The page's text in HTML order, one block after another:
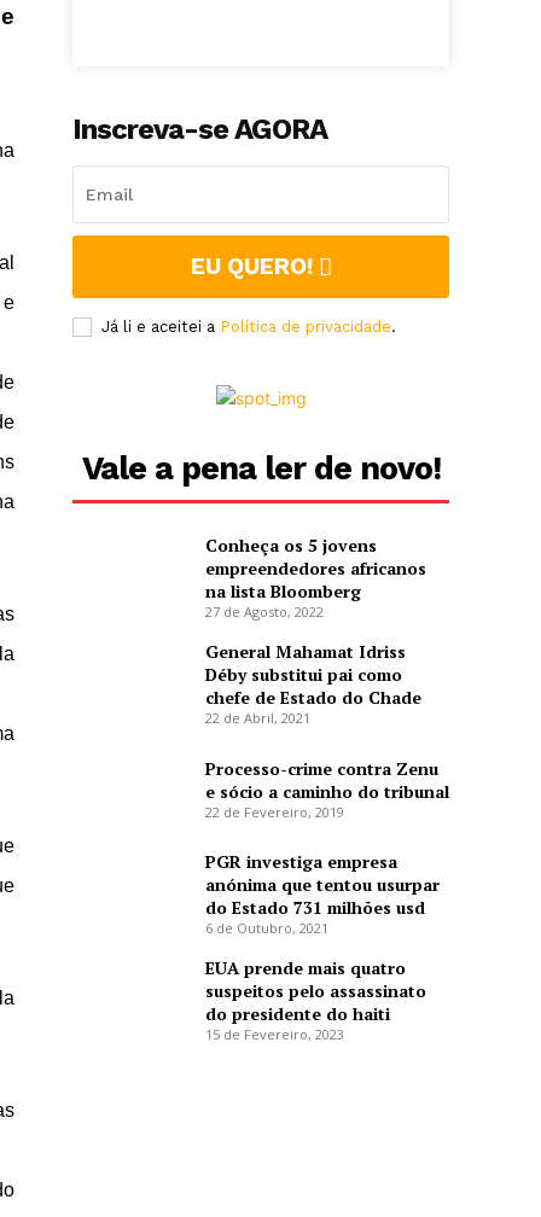
e
Inscreva-se AGORA
EU QUERO!
Já li e aceitei a Política de privacidade.
Vale a pena ler de novo!
Conheça os 5 jovens
empreendedores africanos
na lista Bloomberg
27 de Agosto, 2022
General Mahamat Idriss
Déby substitui pai como
chefe de Estado do Chade
22 de Abril, 2021
Processo-crime contra Zenu
e sócio a caminho do tribunal
22 de Fevereiro, 2019
PGR investiga empresa
anónima que tentou usurpar
do Estado 731 milhões usd
6 de Outubro, 2021
EUA prende mais quatro
suspeitos pelo assassinato
do presidente do haiti
15 de Fevereiro, 2023